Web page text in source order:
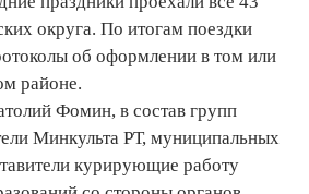
округа. По итогам поездки
об оформлении в том или
районе.
Фомин, в состав групп
Минкульта РТ, муниципальных
курирующие работу